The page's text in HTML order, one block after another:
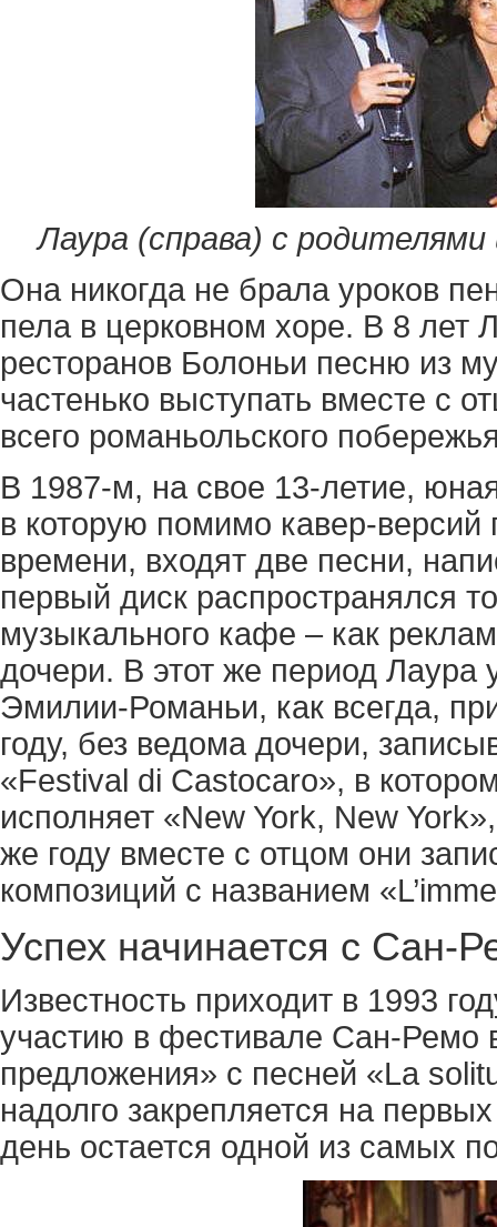
Лаура (справа) с
Она никогда не брала уроков
пела в церковном хоре. В 8 лет
ресторанов Болоньи песню из
частенько выступать вместе с
всего романьольского
В 1987-м, на свое 13-летие,
в которую помимо кавер-версий
времени, входят две песни,
первый диск распространялся
музыкального кафе – как
дочери. В этот же период Лаура
Эмилии-Романьи, как всегда,
году, без ведома дочери,
«Festival di Castocaro», в
исполняет «New York, New
же году вместе с отцом они
композиций с названием
Успех начинается с Сан-
Известность приходит в 1993
участию в фестивале Сан-Ремо
предложения» с песней «La
надолго закрепляется на
день остается одной из самых